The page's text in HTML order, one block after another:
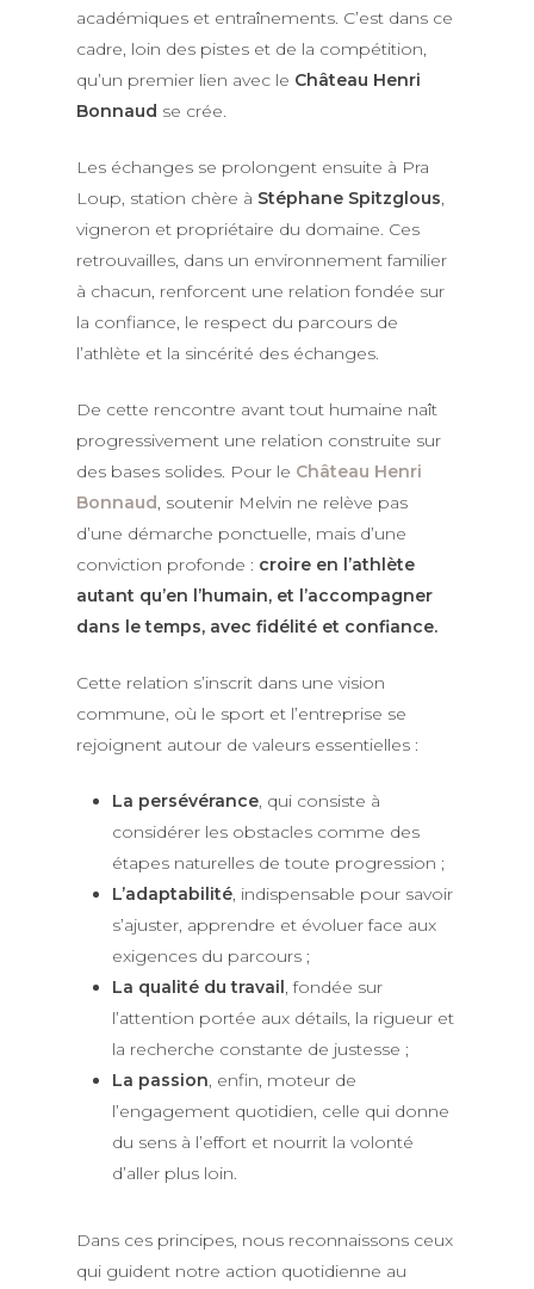
académiques et entraînements. C’est dans ce
cadre, loin des pistes et de la compétition,
qu’un premier lien avec le Château Henri
Bonnaud se crée.
Les échanges se prolongent ensuite à Pra
Loup, station chère à Stéphane Spitzglous,
vigneron et propriétaire du domaine. Ces
retrouvailles, dans un environnement familier
à chacun, renforcent une relation fondée sur
la confiance, le respect du parcours de
l’athlète et la sincérité des échanges.
De cette rencontre avant tout humaine naît
progressivement une relation construite sur
des bases solides. Pour le Château Henri
Bonnaud, soutenir Melvin ne relève pas
d’une démarche ponctuelle, mais d’une
conviction profonde : croire en l’athlète
autant qu’en l’humain, et l’accompagner
dans le temps, avec fidélité et confiance.
Cette relation s’inscrit dans une vision
commune, où le sport et l’entreprise se
rejoignent autour de valeurs essentielles :
La persévérance, qui consiste à
considérer les obstacles comme des
étapes naturelles de toute progression ;
L’adaptabilité, indispensable pour savoir
s’ajuster, apprendre et évoluer face aux
exigences du parcours ;
La qualité du travail, fondée sur
l’attention portée aux détails, la rigueur et
la recherche constante de justesse ;
La passion, enfin, moteur de
l’engagement quotidien, celle qui donne
du sens à l’effort et nourrit la volonté
d’aller plus loin.
Dans ces principes, nous reconnaissons ceux
qui guident notre action quotidienne au
LE DOMAINE
OENOTOURISME &
VISITES ET
BALADE DANS LES
LES AFTERWORKS DU
LES BRUNCHS DU
PILATES & WINE
SÉMINAIRES
ACTUALITÉS
PRESSE
CONTACT
E-BOUTIQUE